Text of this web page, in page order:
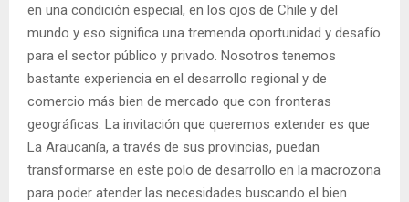
en una condición especial, en los ojos de Chile y del
mundo y eso significa una tremenda oportunidad y desafío
para el sector público y privado. Nosotros tenemos
bastante experiencia en el desarrollo regional y de
comercio más bien de mercado que con fronteras
geográficas. La invitación que queremos extender es que
La Araucanía, a través de sus provincias, puedan
transformarse en este polo de desarrollo en la macrozona
para poder atender las necesidades buscando el bien